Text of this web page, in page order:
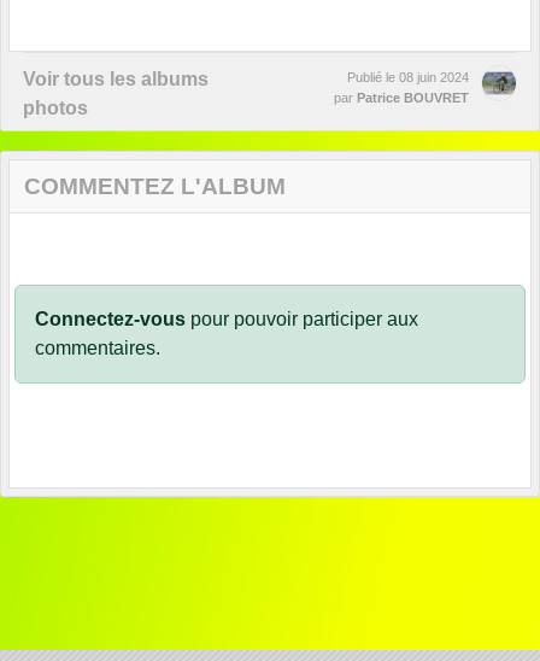
Voir tous les albums
photos
Publié le 08 juin 2024
par Patrice BOUVRET
COMMENTEZ L'ALBUM
Connectez-vous pour pouvoir participer aux
commentaires.